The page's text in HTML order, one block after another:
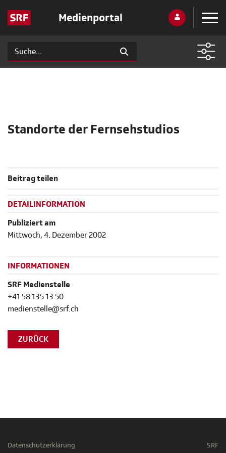
Medienportal
Standorte der Fernsehstudios
Beitrag teilen
DETAILINFORMATION
Publiziert am
Mittwoch, 4. Dezember 2002
INFORMATIONEN
SRF Medienstelle
+41 58 135 13 50
medienstelle@srf.ch
ZURÜCK
Datenschutzerklärung SRF